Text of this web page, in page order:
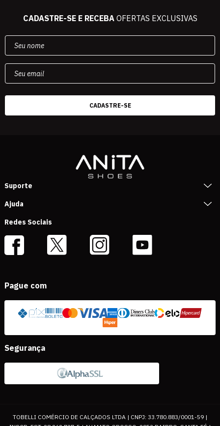
CADASTRE-SE E RECEBAOFERTAS EXCLUSIVAS
Suporte
Ajuda
Redes Sociais
Pague com
Segurança
TOBELLI COMÉRCIO DE CALÇADOS LTDA | CNPJ: 33.780.883/0001-59 |